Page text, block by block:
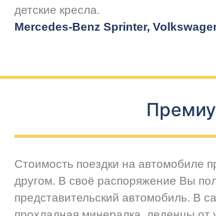
детские кресла.
Mercedes-Benz Sprinter,
Стоимость поездки на автомобиле
другом. В своё распоряжение Вы
представительский автомобиль. В